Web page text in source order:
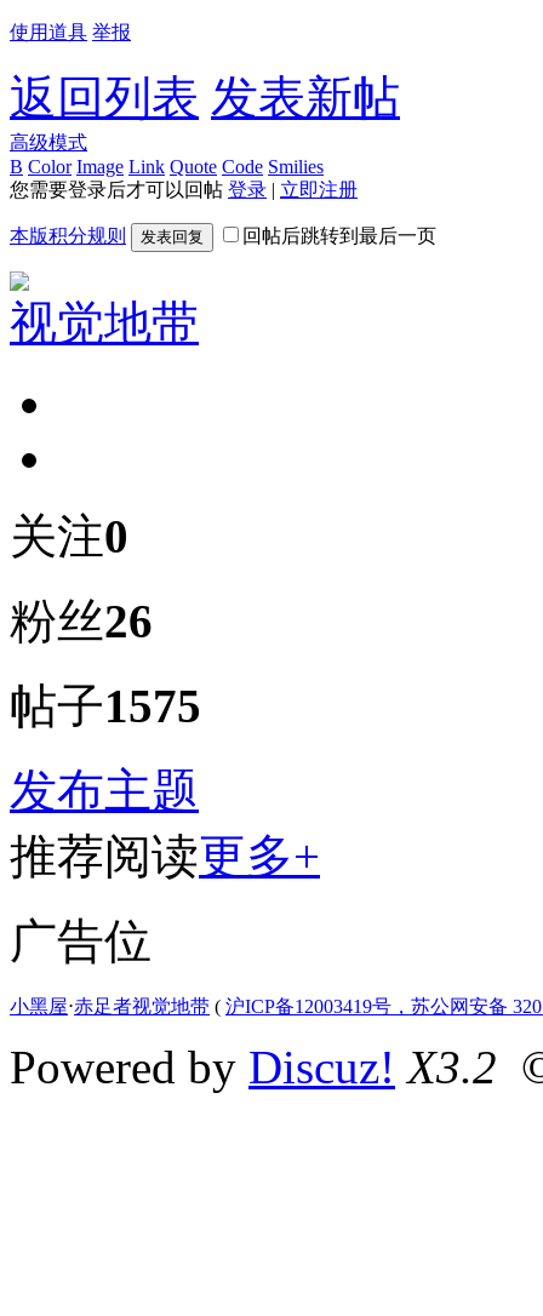
使用道具 举报
返回列表 发表新帖
高级模式
B Color Image Link Quote Code Smilies
您需要登录后才可以回帖 登录 | 立即注册
本版积分规则 发表回复 回帖后跳转到最后一页
视觉地带
关注0
粉丝26
帖子1575
发布主题
推荐阅读更多+
广告位
小黑屋⋅赤足者视觉地带 ( 沪ICP备12003419号，苏公网安备
Powered by Discuz! X3.2